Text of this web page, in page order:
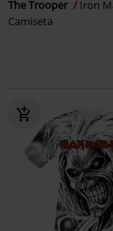
The Trooper
Iron
Camiseta